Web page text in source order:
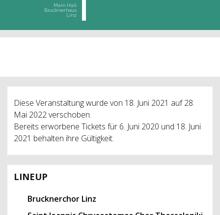
Main Hall
Brucknerhaus
Linz
Diese Veranstaltung wurde von 18. Juni 2021 auf 28.
Mai 2022 verschoben.
Bereits erworbene Tickets für 6. Juni 2020 und 18. Juni
2021 behalten ihre Gültigkeit.
LINEUP
Brucknerchor Linz